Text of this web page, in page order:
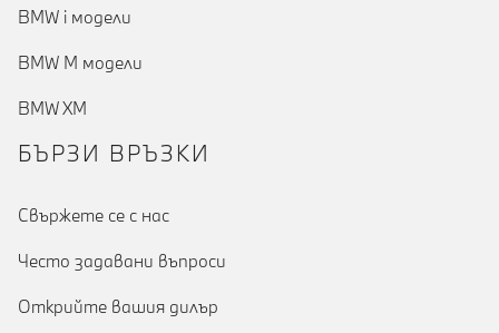
BMW i модели
BMW M модели
BMW XM
БЪРЗИ ВРЪЗКИ
Cвържете се с нас
Често задавани въпроси
Открийте вашия дилър